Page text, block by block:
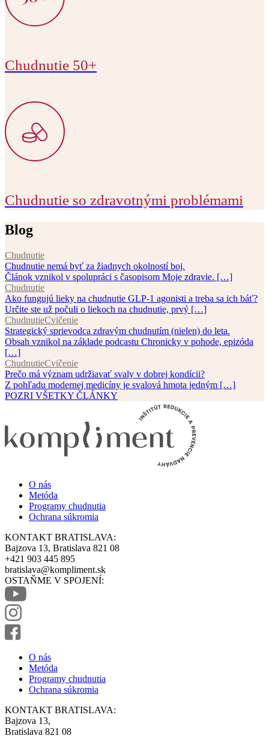
Chudnutie 50+
Chudnutie so zdravotnými problémami
Blog
Chudnutie
Chudnutie nemá byť za žiadnych okolností boj.
Článok vznikol v spolupráci s časopisom Moje zdravie. […]
Chudnutie
Ako fungujú lieky na chudnutie GLP-1 agonisti a treba sa ich báť?
Určite ste už počuli o liekoch na chudnutie, prvý […]
ChudnutieCvičenie
Strategický sprievodca zdravým chudnutím (nielen) do leta.
Obsah vznikol na základe podcastu Chronicky v pohode, epizóda
[…]
ChudnutieCvičenie
Prečo má význam udržiavať svaly v dobrej kondícii?
Z pohľadu modernej medicíny je svalová hmota jedným […]
POZRI VŠETKY ČLÁNKY
O nás
Metóda
Programy chudnutia
Ochrana súkromia
KONTAKT BRATISLAVA:
Bajzova 13, Bratislava 821 08
+421 903 445 895
bratislava@kompliment.sk
OSTAŇME V SPOJENÍ:
O nás
Metóda
Programy chudnutia
Ochrana súkromia
KONTAKT BRATISLAVA:
Bajzova 13,
Bratislava 821 08